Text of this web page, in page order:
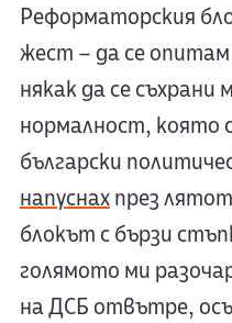
Реформаторския
жест – да се
някак да се
нормалност, която
български
напуснахпрез
блокът с бързи
голямото ми
на ДСБ отвътре,